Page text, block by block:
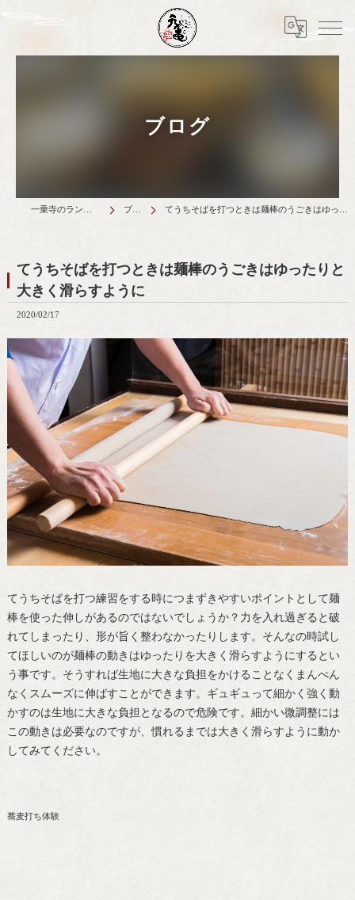
ブログ
ブログ てうちそばを打つときは麺棒のうごきはゆったりと大きく滑らすように
てうちそばを打つときは麺棒のうごきはゆったりと
大きく滑らすように
2020/02/17
てうちそばを打つ練習をする時につまずきやすいポイントとして麺
棒を使った伸しがあるのではないでしょうか？力を入れ過ぎると破
れてしまったり、形が旨く整わなかったりします。そんなの時試し
てほしいのが麺棒の動きはゆったりを大きく滑らすようにするとい
う事です。そうすれば生地に大きな負担をかけることなくまんべん
なくスムーズに伸ばすことができます。ギュギュって細かく強く動
かすのは生地に大きな負担となるので危険です。細かい微調整には
この動きは必要なのですが、慣れるまでは大きく滑らすように動か
してみてください。
蕎麦打ち体験